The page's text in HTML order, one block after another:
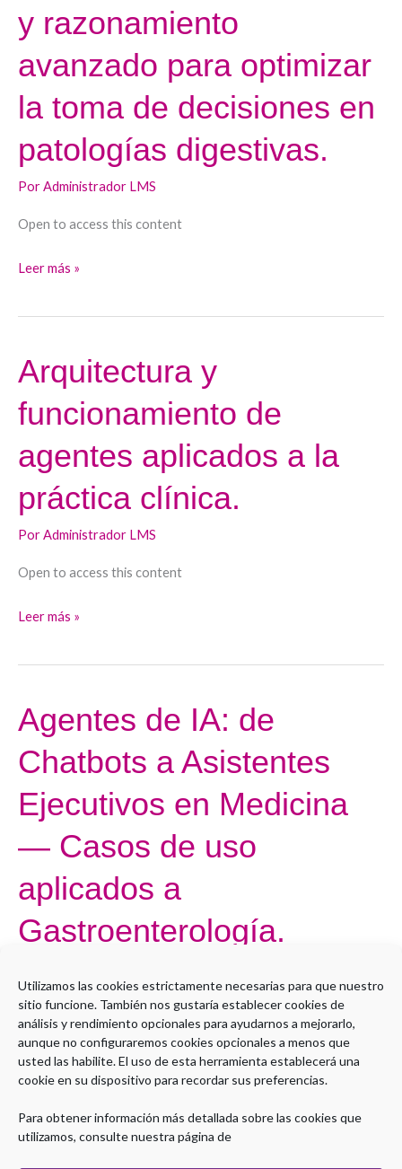
Utilizamos las cookies estrictamente necesarias para que nuestro
sitio funcione. También nos gustaría establecer cookies de
análisis y rendimiento opcionales para ayudarnos a mejorarlo,
aunque no configuraremos cookies opcionales a menos que
usted las habilite. El uso de esta herramienta establecerá una
cookie en su dispositivo para recordar sus preferencias.
Para obtener información más detallada sobre las cookies que
utilizamos, consulte nuestra página de
y razonamiento
avanzado para optimizar
la toma de decisiones en
patologías digestivas.
PorAdministrador LMS
Open to access this content
modelos
lenguaje
y
razonamiento
avanzado
para
optimizar
la
de
en
digestivas.
Leer más »
Arquitectura y
funcionamiento de
agentes aplicados a la
práctica clínica.
PorAdministrador LMS
Open to access this content
Arquitectura
y
funcionamiento
agentes
aplicados
a
la
clínica.
Leer más »
Agentes de IA: de
Chatbots a Asistentes
Ejecutivos en Medicina
— Casos de uso
aplicados a
Gastroenterología.
Open to access this content
Agentes
de
IA:
Chatbots
Asistentes
Ejecutivos
en
Medicina
de
uso
aplicados
Leer más »